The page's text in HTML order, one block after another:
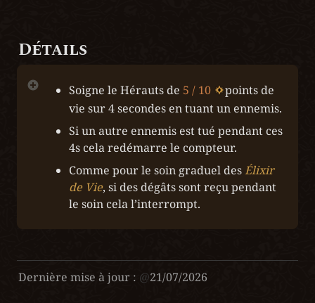
Détails
Soigne le Hérauts de 5 / 10
points de
vie sur 4 secondes en tuant un ennemis.
Si un autre ennemis est tué pendant ces
4s cela redémarre le compteur.
Comme pour le soin graduel des Élixir
de Vie, si des dégâts sont reçu pendant
le soin cela l’interrompt.
Dernière mise à jour : @21/07/2026